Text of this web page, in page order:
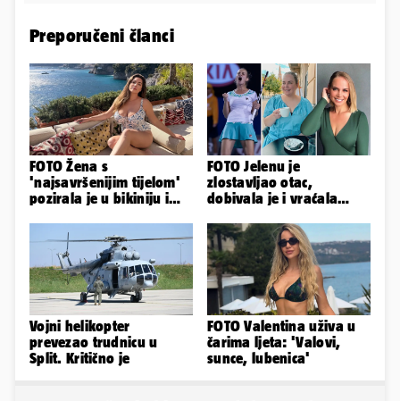
Preporučeni članci
FOTO Žena s
'najsavršenijim tijelom'
pozirala je u bikiniju i
obline...
FOTO Jelenu je
zlostavljao otac,
dobivala je i vraćala
tukao šakama'
Vojni helikopter
prevezao trudnicu u
Split. Kritično je
FOTO Valentina uživa u
čarima ljeta: 'Valovi,
sunce, lubenica'